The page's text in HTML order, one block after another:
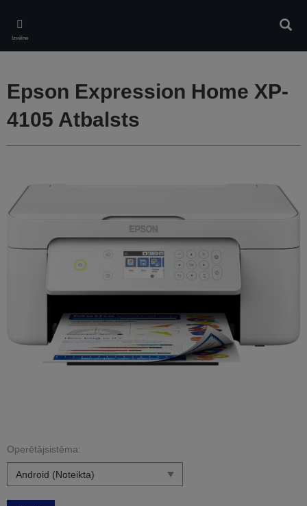
main
content
Izvēlne
Epson Expression Home XP-
4105 Atbalsts
Operētājsistēma: